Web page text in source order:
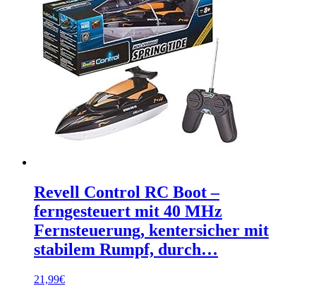
Revell Control RC Boot –
ferngesteuert mit 40 MHz
Fernsteuerung, kentersicher mit
stabilem Rumpf, durch…
21,99€